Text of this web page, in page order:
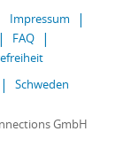
Impressum
FAQ
Schweden
GmbH